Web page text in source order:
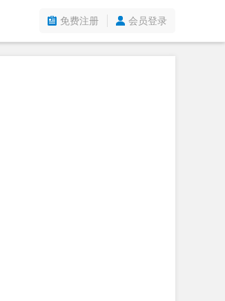
免费注册 会员登录